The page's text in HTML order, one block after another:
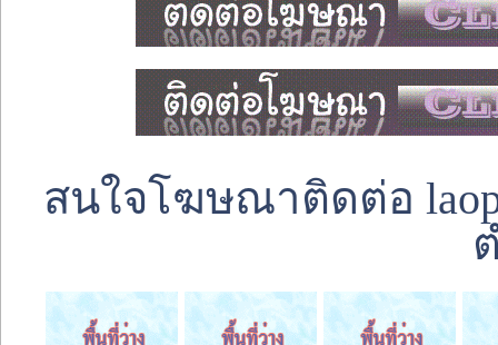
สนใจโฆษณาติดต่อ